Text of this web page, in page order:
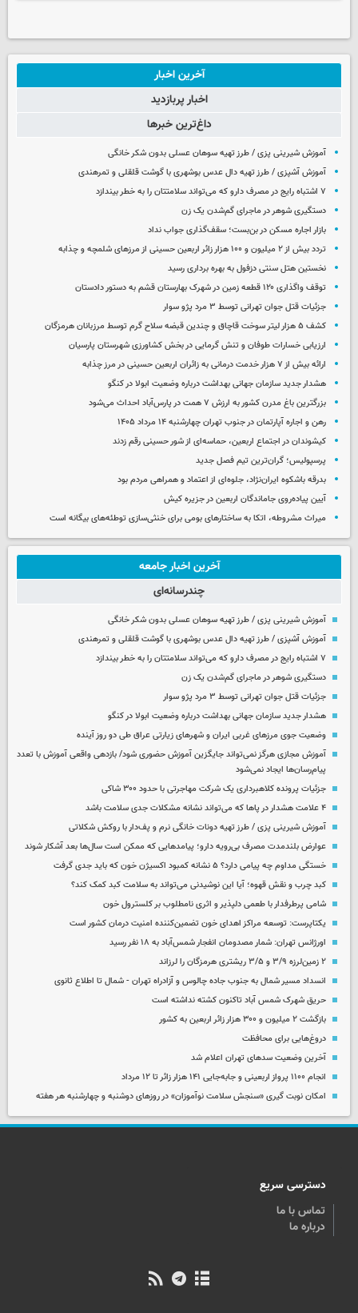
آخرین اخبار
اخبار پربازدید
داغ‌ترین خبرها
آموزش شیرینی پزی / طرز تهیه سوهان عسلی بدون شکر خانگی
آموزش آشپزی / طرز تهیه دال عدس بوشهری با گوشت قلقلی و تمرهندی
۷ اشتباه رایج در مصرف دارو که می‌تواند سلامتتان را به خطر بیندازد
دستگیری شوهر در ماجرای گم‌شدن یک زن
بازار اجاره مسکن در بن‌بست؛ سقف‌گذاری جواب نداد
تردد بیش از ۲ میلیون و ۱۰۰ هزار زائر اربعین حسینی از مرزهای شلمچه و چذابه
نخستین هتل سنتی دزفول به بهره برداری رسید
توقف واگذاری ۱۲۰ قطعه زمین در شهرک بهارستان قشم به دستور دادستان
جزئیات قتل جوان تهرانی توسط ۳ مرد پژو سوار
کشف ۵ هزار لیتر سوخت قاچاق و چندین قبضه سلاح گرم توسط مرزبانان هرمزگان
ارزیابی خسارات طوفان و تنش گرمایی در بخش کشاورزی شهرستان پارسیان
ارائه بیش از ۷ هزار خدمت درمانی به زائران اربعین حسینی در مرز چذابه
هشدار جدید سازمان جهانی بهداشت درباره وضعیت ابولا در کنگو
بزرگترین باغ مدرن کشور به ارزش ۷ همت در پارس‌آباد احداث می‌شود
رهن و اجاره آپارتمان در جنوب تهران چهارشنبه ۱۴ مرداد ۱۴۰۵
کیشوندان در اجتماع اربعین، حماسه‌ای از شور حسینی رقم زدند
پرسپولیس؛ گران‌ترین تیم فصل جدید
بدرقه باشکوه ایران‌نژاد، جلوه‌ای از اعتماد و همراهی مردم بود
آیین پیاده‌روی جاماندگان اربعین در جزیره کیش
میراث مشروطه، اتکا به ساختارهای بومی برای خنثی‌سازی توطئه‌های بیگانه است
آخرین اخبار جامعه
چندرسانه‌ای
آموزش شیرینی پزی / طرز تهیه سوهان عسلی بدون شکر خانگی
آموزش آشپزی / طرز تهیه دال عدس بوشهری با گوشت قلقلی و تمرهندی
۷ اشتباه رایج در مصرف دارو که می‌تواند سلامتتان را به خطر بیندازد
دستگیری شوهر در ماجرای گم‌شدن یک زن
جزئیات قتل جوان تهرانی توسط ۳ مرد پژو سوار
هشدار جدید سازمان جهانی بهداشت درباره وضعیت ابولا در کنگو
وضعیت جوی مرزهای غربی ایران و شهرهای زیارتی عراق طی دو روز آینده
آموزش مجازی هرگز نمی‌تواند جایگزین آموزش حضوری شود/ بازدهی واقعی آموزش با تعدد
پیام‌رسان‌ها ایجاد نمی‌شود
جزئیات پرونده کلاهبرداری یک شرکت مهاجرتی با حدود ۳۰۰ شاکی
۴ علامت هشدار در پاها که می‌تواند نشانه مشکلات جدی سلامت باشد
آموزش شیرینی پزی / طرز تهیه دونات خانگی نرم و پف‌دار با روکش شکلاتی
عوارض بلندمدت مصرف بی‌رویه دارو؛ پیامدهایی که ممکن است سال‌ها بعد آشکار شوند
خستگی مداوم چه پیامی دارد؟ ۵ نشانه کمبود اکسیژن خون که باید جدی گرفت
کبد چرب و نقش قهوه؛ آیا این نوشیدنی می‌تواند به سلامت کبد کمک کند؟
شامی پرطرفدار با طعمی دلپذیر و اثری نامطلوب بر کلسترول خون
یکتاپرست: توسعه مراکز اهدای خون تضمین‌کننده امنیت درمان کشور است
اورژانس تهران: شمار مصدومان انفجار شمس‌آباد به ۱۸ نفر رسید
۲ زمین‌لرزه ۳/۹ و ۳/۵ ریشتری هرمزگان را لرزاند
انسداد مسیر شمال به جنوب جاده چالوس و آزادراه تهران - شمال تا اطلاع ثانوی
حریق شهرک شمس آباد تاکنون کشته نداشته است
بازگشت ۲ میلیون و ۳۰۰ هزار زائر اربعین به کشور
دروغ‌هایی برای محافظت
آخرین وضعیت سدهای تهران اعلام شد
انجام ۱۱۰۰ پرواز اربعینی و جابه‌جایی ۱۴۱ هزار زائر تا ۱۲ مرداد
امکان نوبت گیری «سنجش سلامت نوآموزان» در روزهای دوشنبه و چهارشنبه هر هفته
دسترسی سریع
تماس با ما
درباره ما